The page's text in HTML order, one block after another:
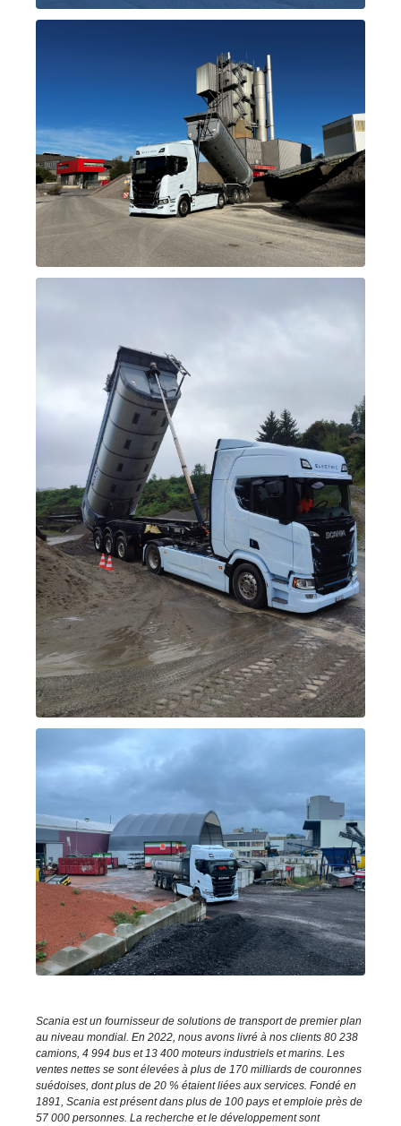
Scania est un fournisseur de solutions de transport de premier plan
au niveau mondial. En 2022, nous avons livré à nos clients 80 238
camions, 4 994 bus et 13 400 moteurs industriels et marins. Les
ventes nettes se sont élevées à plus de 170 milliards de couronnes
suédoises, dont plus de 20 % étaient liées aux services. Fondé en
1891, Scania est présent dans plus de 100 pays et emploie près de
57 000 personnes. La recherche et le développement sont